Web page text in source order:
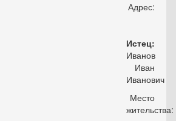
Адрес:
Истец:
Иванов
Иван
Иванович
Место
жительства: